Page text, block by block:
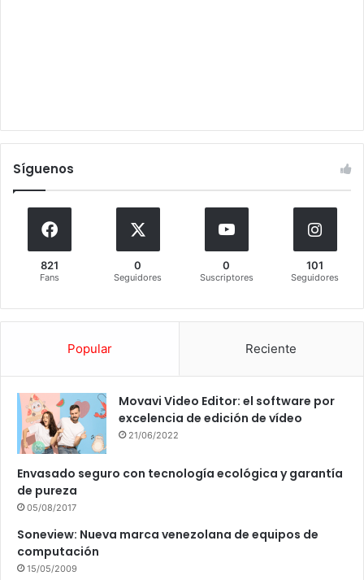
Síguenos
821
Fans
0
Seguidores
0
Suscriptores
101
Seguidores
Popular Reciente
Movavi Video Editor: el software por
excelencia de edición de vídeo
21/06/2022
Envasado seguro con tecnología ecológica y garantía
de pureza
05/08/2017
Soneview: Nueva marca venezolana de equipos de
computación
15/05/2009